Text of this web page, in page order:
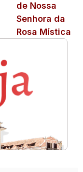
de Nossa
Senhora da
Rosa Mística